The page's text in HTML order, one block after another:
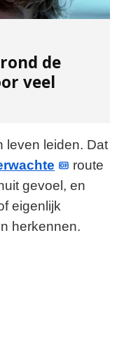
de
veel
leven leiden. Dat
route
gevoel, en
eigenlijk
herkennen.